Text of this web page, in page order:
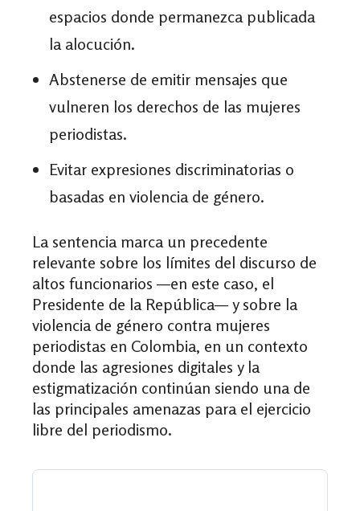
espacios donde permanezca publicada
la alocución.
Abstenerse de emitir mensajes que
vulneren los derechos de las mujeres
periodistas.
Evitar expresiones discriminatorias o
basadas en violencia de género.
La sentencia marca un precedente
relevante sobre los límites del discurso de
altos funcionarios —en este caso, el
Presidente de la República— y sobre la
violencia de género contra mujeres
periodistas en Colombia, en un contexto
donde las agresiones digitales y la
estigmatización continúan siendo una de
las principales amenazas para el ejercicio
libre del periodismo.